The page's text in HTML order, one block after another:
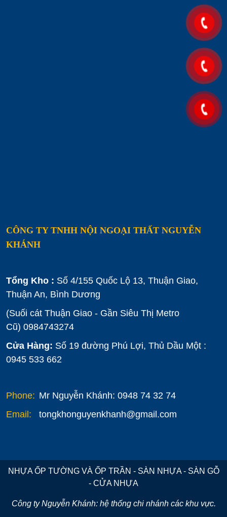
CÔNG TY TNHH NỘI NGOẠI THẤT NGUYỄN
KHÁNH
Tổng Kho : Số 4/155 Quốc Lộ 13, Thuận Giao,
Thuận An, Bình Dương
(Suối cát Thuận Giao - Gần Siêu Thị Metro
Cũ) 0984743274
Cửa Hàng: Số 19 đường Phú Lợi, Thủ Dầu Một :
0945 533 662
Phone: Mr Nguyễn Khánh: 0948 74 32 74
Email:
tongkhonguyenkhanh@gmail.com
NHỰA ỐP TƯỜNG VÀ ỐP TRẦN - SÀN NHỰA - SÀN GỖ
- CỬA NHỰA
Công ty Nguyễn Khánh: hệ thống chi nhánh các khu vực.